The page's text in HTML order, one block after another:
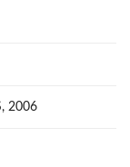
2006